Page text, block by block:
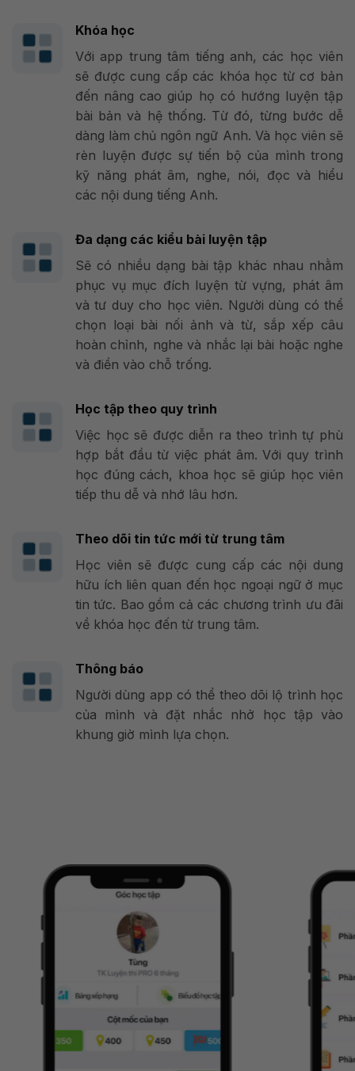
Khóa học
Với app trung tâm tiếng anh, các học viên
sẽ được cung cấp các khóa học từ cơ bản
đến nâng cao giúp họ có hướng luyện tập
bài bản và hệ thống. Từ đó, từng bước dễ
dàng làm chủ ngôn ngữ Anh. Và học viên sẽ
rèn luyện được sự tiến bộ của mình trong
kỹ năng phát âm, nghe, nói, đọc và hiểu
các nội dung tiếng Anh.
Đa dạng các kiểu bài luyện tập
Sẽ có nhiều dạng bài tập khác nhau nhằm
phục vụ mục đích luyện từ vựng, phát âm
và tư duy cho học viên. Người dùng có thể
chọn loại bài nối ảnh và từ, sắp xếp câu
hoàn chỉnh, nghe và nhắc lại bài hoặc nghe
và điền vào chỗ trống.
Học tập theo quy trình
Việc học sẽ được diễn ra theo trình tự phù
hợp bắt đầu từ việc phát âm. Với quy trình
học đúng cách, khoa học sẽ giúp học viên
tiếp thu dễ và nhớ lâu hơn.
Theo dõi tin tức mới từ trung tâm
Học viên sẽ được cung cấp các nội dung
hữu ích liên quan đến học ngoại ngữ ở mục
tin tức. Bao gồm cả các chương trình ưu đãi
về khóa học đến từ trung tâm.
Thông báo
Người dùng app có thể theo dõi lộ trình học
của mình và đặt nhắc nhở học tập vào
khung giờ mình lựa chọn.